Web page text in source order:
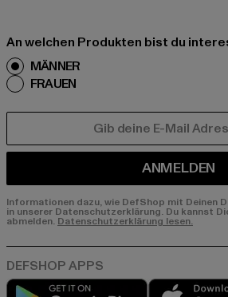
An welchen Produkten bist du
MÄNNER
FRAUEN
ANMELDEN
Informationen dazu, wie DefShop mit Deinen
in unserer Datenschutzerklärung. Du kannst
abmelden. Datenschutzerklärung lesen.
Play market